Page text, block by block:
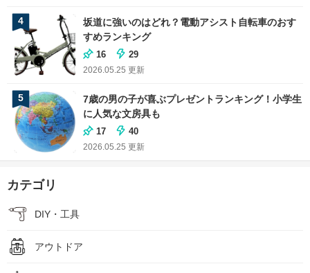
4
坂道に強いのはどれ？電動アシスト自転車のおす
すめランキング
16 29
2026.05.25 更新
5
7歳の男の子が喜ぶプレゼントランキング！小学生
に人気な文房具も
17 40
2026.05.25 更新
カテゴリ
DIY・工具
アウトドア